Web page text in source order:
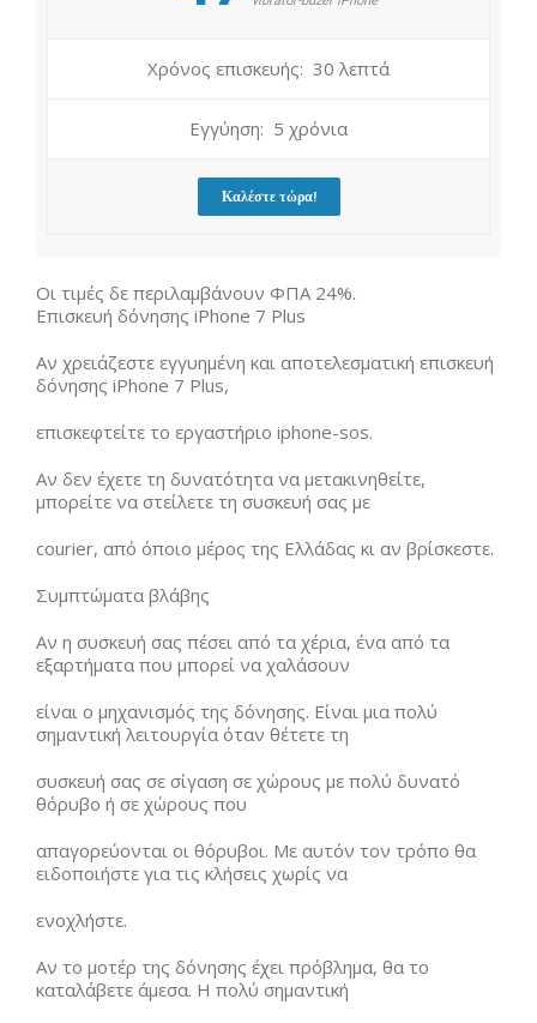
Χρόνος επισκευής: 30 λεπτά
Εγγύηση: 5 χρόνια
Καλέστε τώρα!
Οι τιμές δε περιλαμβάνουν ΦΠΑ 24%.
Επισκευή δόνησης iPhone 7 Plus
Αν χρειάζεστε εγγυημένη και αποτελεσματική επισκευή
δόνησης iPhone 7 Plus,
επισκεφτείτε το εργαστήριο iphone-sos.
Αν δεν έχετε τη δυνατότητα να μετακινηθείτε,
μπορείτε να στείλετε τη συσκευή σας με
courier, από όποιο μέρος της Ελλάδας κι αν βρίσκεστε.
Συμπτώματα βλάβης
Αν η συσκευή σας πέσει από τα χέρια, ένα από τα
εξαρτήματα που μπορεί να χαλάσουν
είναι ο μηχανισμός της δόνησης. Είναι μια πολύ
σημαντική λειτουργία όταν θέτετε τη
συσκευή σας σε σίγαση σε χώρους με πολύ δυνατό
θόρυβο ή σε χώρους που
απαγορεύονται οι θόρυβοι. Με αυτόν τον τρόπο θα
ειδοποιήστε για τις κλήσεις χωρίς να
ενοχλήστε.
Αν το μοτέρ της δόνησης έχει πρόβλημα, θα το
καταλάβετε άμεσα. Η πολύ σημαντική